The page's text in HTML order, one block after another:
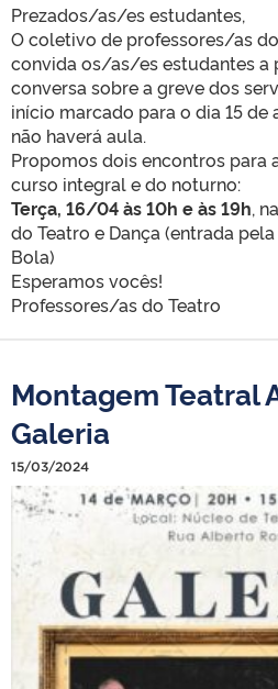
Prezados/as/es estudantes,
O coletivo de professores/as
convida os/as/es estudantes a
conversa sobre a greve dos
início marcado para o dia 15 de
não haverá aula.
Propomos dois encontros para
curso integral e do noturno:
Terça, 16/04 às 10h e às 19h,
do Teatro e Dança (entrada
Bola)
Esperamos vocês!
Professores/as do Teatro
Montagem Teatral
Galeria
15/03/2024